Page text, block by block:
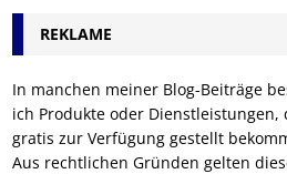
REKLAME
In manchen meiner Blog-Beiträge
ich Produkte oder Dienstleistungen,
gratis zur Verfügung gestellt
Aus rechtlichen Gründen gelten